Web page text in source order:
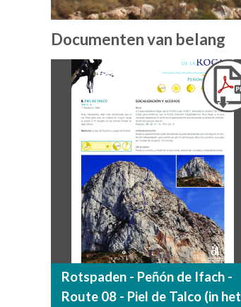
Documenten van belang
Rotspaden - Peñón de Ifach -
Route 08 - Piel de Talco (in het